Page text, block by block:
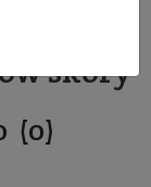
skóry
(0)